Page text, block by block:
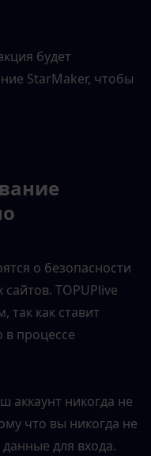
будет
StarMaker, чтобы
о безопасности
TOPUPlive
так как ставит
в процессе
аккаунт никогда не
что вы никогда не
для входа.